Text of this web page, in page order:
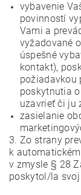
vybavenie
povinností
Vami a
vyžadované
úspešné
kontakt),
požiadavkou
poskytnutia
uzavrieť či ju
zasielanie
3. Zo strany
k
v zmysle § 28
poskytol/la